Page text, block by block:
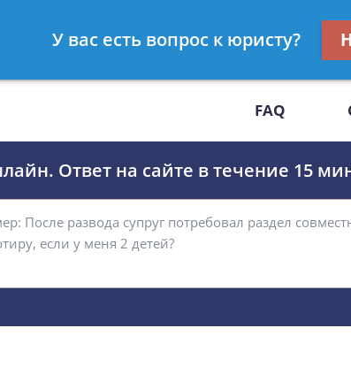
509-27-47
FAQ
Ответ на сайте в течение 15
У вас есть вопрос к юристу?